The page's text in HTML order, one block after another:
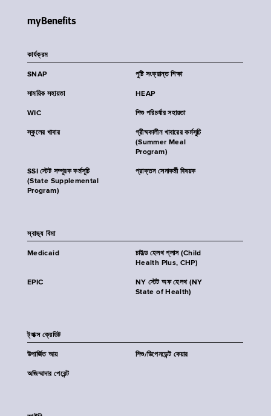
myBenefits
কার্যক্রম
SNAP পুষ্টি সংক্রান্ত শিক্ষা
সাময়িক সহায়তা HEAP
WIC শিশু পরিচর্যার সহায়তা
স্কুলের খাবার
গ্রীষ্মকালীন খাবারের কর্মসূচি
(Summer Meal
Program)
SSI স্টেট সম্পূরক কর্মসূচি
(State Supplemental
Program)
প্রাক্তন সেনাকর্মী বিষয়ক
স্বাস্থ্য বিমা
Medicaid
চাইল্ড হেলথ প্লাস (Child
Health Plus, CHP)
EPIC
NY স্টেট অফ হেলথ (NY
State of Health)
ট্যাক্স ক্রেডিট
উপার্জিত আয় শিশু/ডিপেনডেন্ট কেয়ার
অজিম্মাদার পেরেন্ট